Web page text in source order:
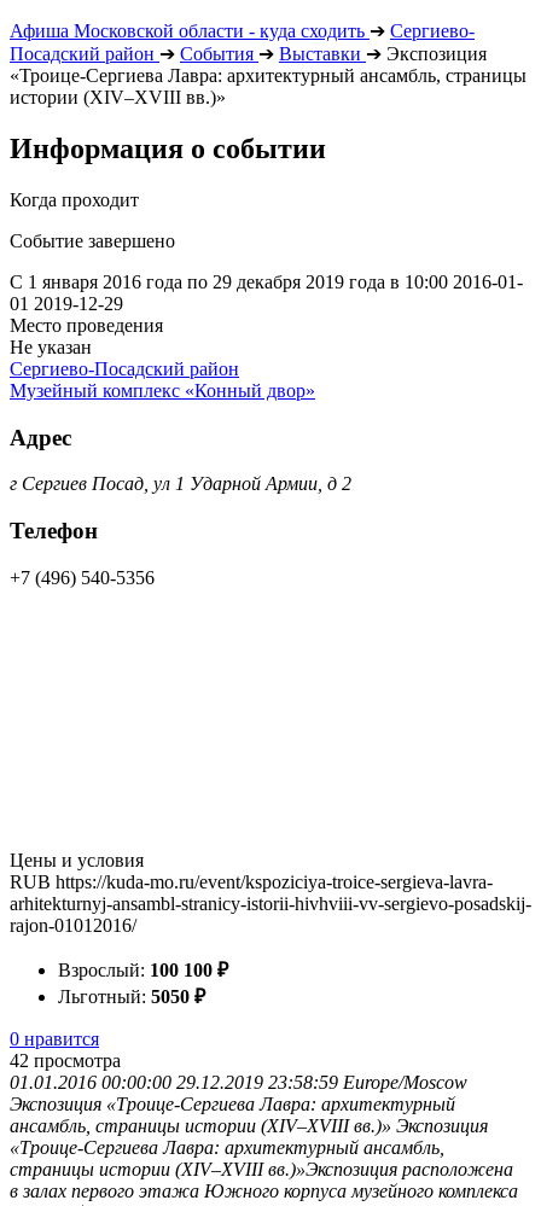
Афиша Московской области - куда сходить ➔ Сергиево-
Посадский район ➔ События ➔ Выставки ➔ Экспозиция
«Троице-Сергиева Лавра: архитектурный ансамбль, страницы
истории (XIV–XVIII вв.)»
Информация о событии
Когда проходит
Событие завершено
С 1 января 2016 года по 29 декабря 2019 года в 10:00 2016-01-
01 2019-12-29
Место проведения
Не указан
Сергиево-Посадский район
Музейный комплекс «Конный двор»
Адрес
г Сергиев Посад, ул 1 Ударной Армии, д 2
Телефон
+7 (496) 540-5356
Цены и условия
RUB https://kuda-mo.ru/event/kspoziciya-troice-sergieva-lavra-
arhitekturnyj-ansambl-stranicy-istorii-hivhviii-vv-sergievo-posadskij-
rajon-01012016/
Взрослый: 100 100 ₽
Льготный: 5050 ₽
0 нравится
42 просмотра
01.01.2016 00:00:00 29.12.2019 23:58:59 Europe/Moscow
Экспозиция «Троице-Сергиева Лавра: архитектурный
ансамбль, страницы истории (XIV–XVIII вв.)» Экспозиция
«Троице-Сергиева Лавра: архитектурный ансамбль,
страницы истории (XIV–XVIII вв.)»Экспозиция расположена
в залах первого этажа Южного корпуса музейного комплекса